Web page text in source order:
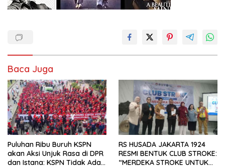
Baca Juga
Puluhan Ribu Buruh KSPN
akan Aksi Unjuk Rasa di DPR
dan Istana: KSPN Tidak Ada
RS HUSADA JAKARTA 1924
RESMI BENTUK CLUB STROKE:
“MERDEKA STROKE UNTUK